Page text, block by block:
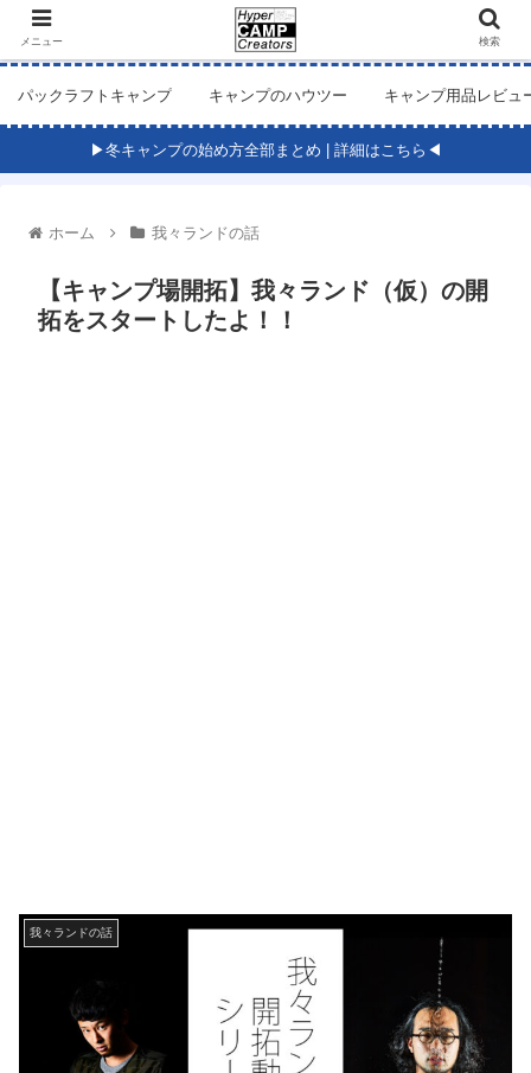
パックラフトキャンプ キャンプのハウツー キャンプ用品レビュ
▶冬キャンプの始め方全部まとめ | 詳細はこちら◀
ホーム 我々ランドの話
【キャンプ場開拓】我々ランド（仮）の開
拓をスタートしたよ！！
我々ランドの話
メニュー 検索